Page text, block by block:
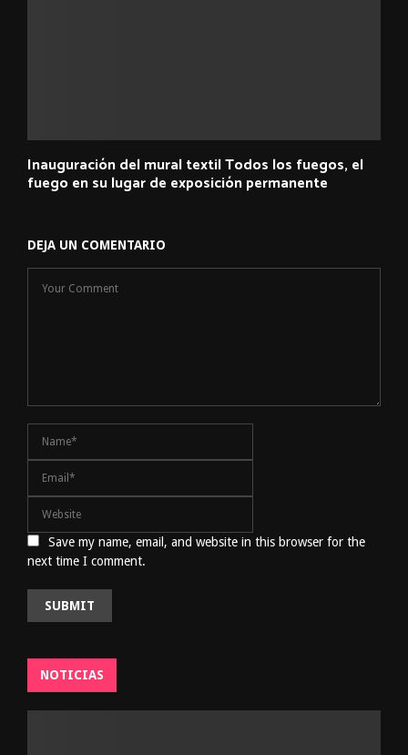
Inauguración del mural textil Todos los fuegos, el
fuego en su lugar de exposición permanente
DEJA UN COMENTARIO
Save my name, email, and website in this browser for the
next time I comment.
NOTICIAS